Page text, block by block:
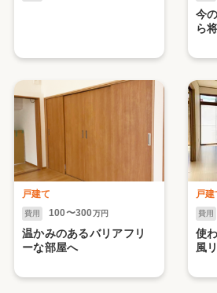
今
ら
戸建て
費用 100〜300万円
温かみのあるバリアフリ
ーな部屋へ
戸建
費用
使
風